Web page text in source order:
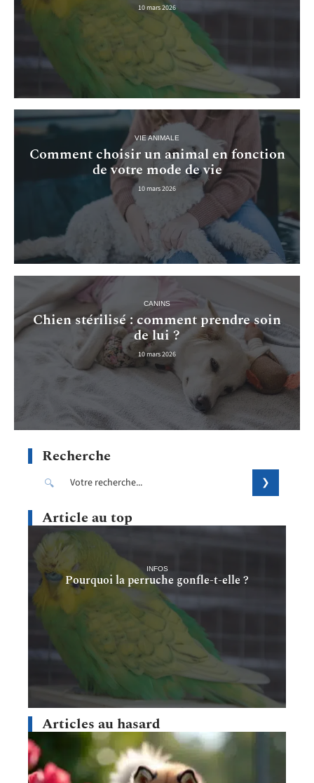
10 mars 2026
VIE ANIMALE
Comment choisir un animal en fonction
de votre mode de vie
10 mars 2026
CANINS
Chien stérilisé : comment prendre soin
de lui ?
10 mars 2026
Recherche
Article au top
INFOS
Pourquoi la perruche gonfle-t-elle ?
Articles au hasard